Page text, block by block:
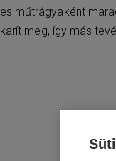
műtrágyaként
meg, így más